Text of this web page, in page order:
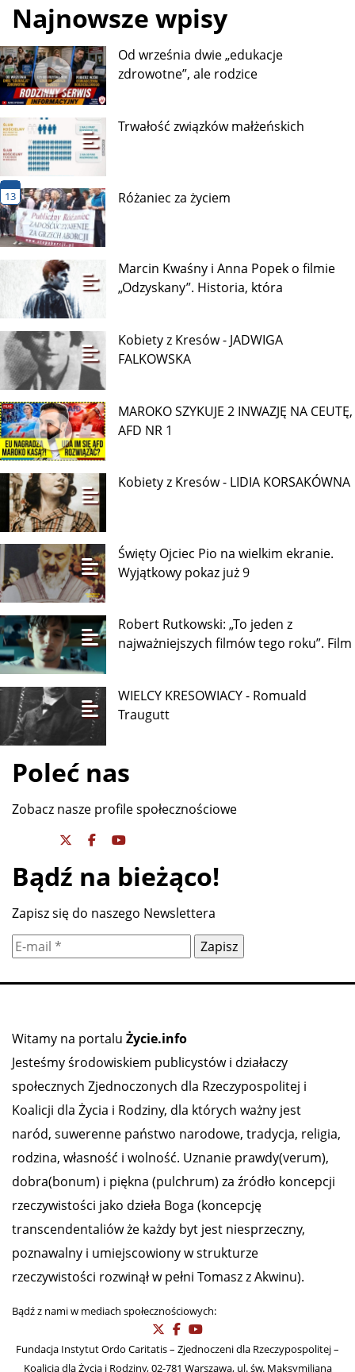
Najnowsze wpisy
Od września dwie „edukacje
zdrowotne”, ale rodzice
Trwałość związków małżeńskich
13 Różaniec za życiem
Marcin Kwaśny i Anna Popek o filmie
„Odzyskany”. Historia, która
Kobiety z Kresów - JADWIGA
FALKOWSKA
MAROKO SZYKUJE 2 INWAZJĘ NA CEUTĘ,
AFD NR 1
Kobiety z Kresów - LIDIA KORSAKÓWNA
Święty Ojciec Pio na wielkim ekranie.
Wyjątkowy pokaz już 9
Robert Rutkowski: „To jeden z
najważniejszych filmów tego roku”. Film
WIELCY KRESOWIACY - Romuald
Traugutt
Poleć nas
Zobacz nasze profile społecznościowe
Bądź na bieżąco!
Zapisz się do naszego Newslettera
Witamy na portalu Życie.info
Jesteśmy środowiskiem publicystów i działaczy
społecznych Zjednoczonych dla Rzeczypospolitej i
Koalicji dla Życia i Rodziny, dla których ważny jest
naród, suwerenne państwo narodowe, tradycja, religia,
rodzina, własność i wolność. Uznanie prawdy(verum),
dobra(bonum) i piękna (pulchrum) za źródło koncepcji
rzeczywistości jako dzieła Boga (koncepcję
transcendentaliów że każdy byt jest niesprzeczny,
poznawalny i umiejscowiony w strukturze
rzeczywistości rozwinął w pełni Tomasz z Akwinu).
Bądź z nami w mediach społecznościowych:
Fundacja Instytut Ordo Caritatis – Zjednoczeni dla Rzeczypospolitej –
Koalicja dla Życia i Rodziny, 02-781 Warszawa, ul. św. Maksymiliana